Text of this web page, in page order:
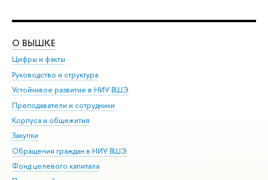
О ВЫШКЕ
Цифры и факты
Руководство и структура
Устойчивое развитие в НИУ ВШЭ
Преподаватели и сотрудники
Корпуса и общежития
Закупки
Обращения граждан в НИУ ВШЭ
Фонд целевого капитала